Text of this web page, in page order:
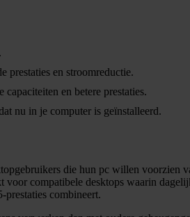
prestaties en stroomreductie.
en betere prestaties.
nu in je computer is geïnstalleerd.
die hun pc willen
compatibele desktops waarin
combineert.